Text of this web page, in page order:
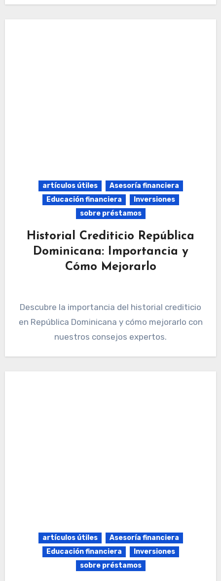
artículos útiles
Asesoría financiera
Educación financiera
Inversiones
sobre préstamos
Historial Crediticio República
Dominicana: Importancia y
Cómo Mejorarlo
Descubre la importancia del historial crediticio
en República Dominicana y cómo mejorarlo con
nuestros consejos expertos.
artículos útiles
Asesoría financiera
Educación financiera
Inversiones
sobre préstamos